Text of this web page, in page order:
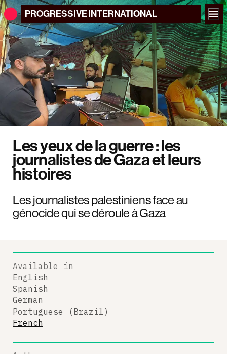
PROGRESSIVEINTERNATIONAL
Les yeux de la guerre : les
journalistes de Gaza et leurs
histoires
Les journalistes palestiniens face au
génocide qui se déroule à Gaza
Available in
English
Spanish
German
Portuguese (Brazil)
French